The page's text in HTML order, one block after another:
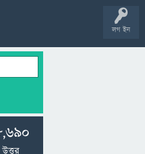
লগ ইন
উত্তর